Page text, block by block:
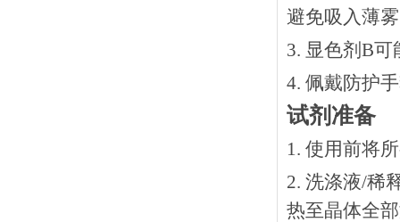
避免吸入薄
3. 显色剂B
4. 佩戴防护
试剂准备
1. 使用前将
2. 洗涤液/稀
热⾄晶体全